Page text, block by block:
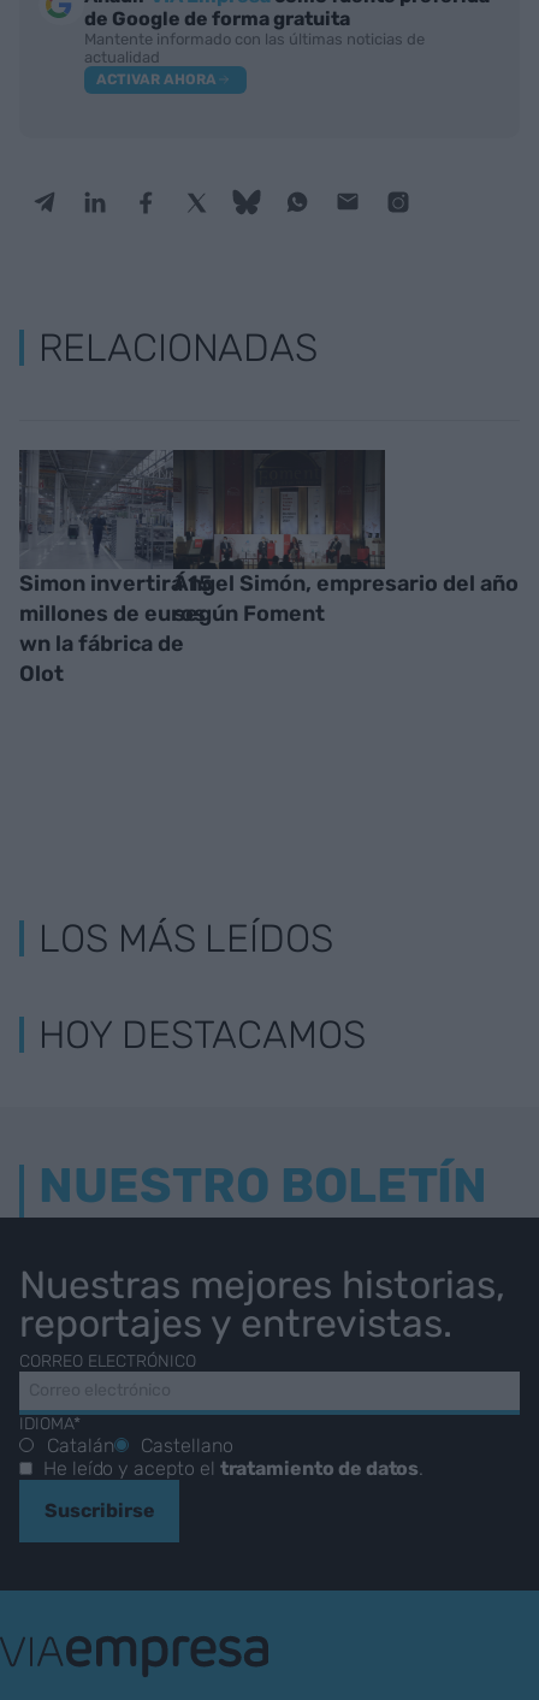
de Google de forma gratuita
Mantente informado con las últimas noticias de
actualidad
ACTIVAR AHORA
RELACIONADAS
Simon invertirá 15
millones de euros
wn la fábrica de
Olot
Ángel Simón, empresario del año
según Foment
LOS MÁS LEÍDOS
HOY DESTACAMOS
NUESTRO BOLETÍN
Nuestras mejores historias,
reportajes y entrevistas.
CORREO ELECTRÓNICO
IDIOMA*
Catalán
Castellano
He leído y acepto el tratamiento de datos.
Suscribirse